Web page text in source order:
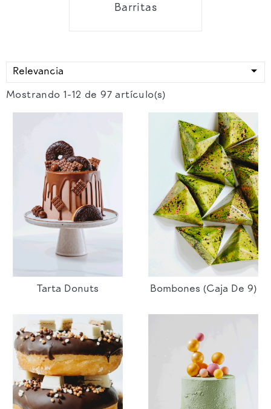
Barritas
Relevancia 
Mostrando 1-12 de 97 artículo(s)
Tarta Donuts Bombones (caja De 9)